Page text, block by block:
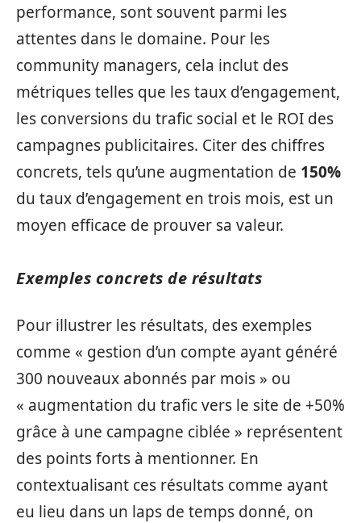
performance, sont souvent parmi les
attentes dans le domaine. Pour les
community managers, cela inclut des
métriques telles que les taux d’engagement,
les conversions du trafic social et le ROI des
campagnes publicitaires. Citer des chiffres
concrets, tels qu’une augmentation de 150%
du taux d’engagement en trois mois, est un
moyen efficace de prouver sa valeur.
Exemples concrets de résultats
Pour illustrer les résultats, des exemples
comme « gestion d’un compte ayant généré
300 nouveaux abonnés par mois » ou
« augmentation du trafic vers le site de +50%
grâce à une campagne ciblée » représentent
des points forts à mentionner. En
contextualisant ces résultats comme ayant
eu lieu dans un laps de temps donné, on